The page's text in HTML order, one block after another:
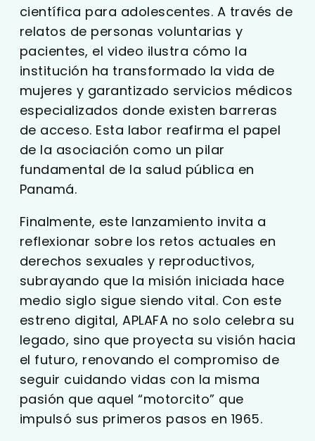
científica para adolescentes. A través de
relatos de personas voluntarias y
pacientes, el video ilustra cómo la
institución ha transformado la vida de
mujeres y garantizado servicios médicos
especializados donde existen barreras
de acceso. Esta labor reafirma el papel
de la asociación como un pilar
fundamental de la salud pública en
Panamá.
Finalmente, este lanzamiento invita a
reflexionar sobre los retos actuales en
derechos sexuales y reproductivos,
subrayando que la misión iniciada hace
medio siglo sigue siendo vital. Con este
estreno digital, APLAFA no solo celebra su
legado, sino que proyecta su visión hacia
el futuro, renovando el compromiso de
seguir cuidando vidas con la misma
pasión que aquel “motorcito” que
impulsó sus primeros pasos en 1965.